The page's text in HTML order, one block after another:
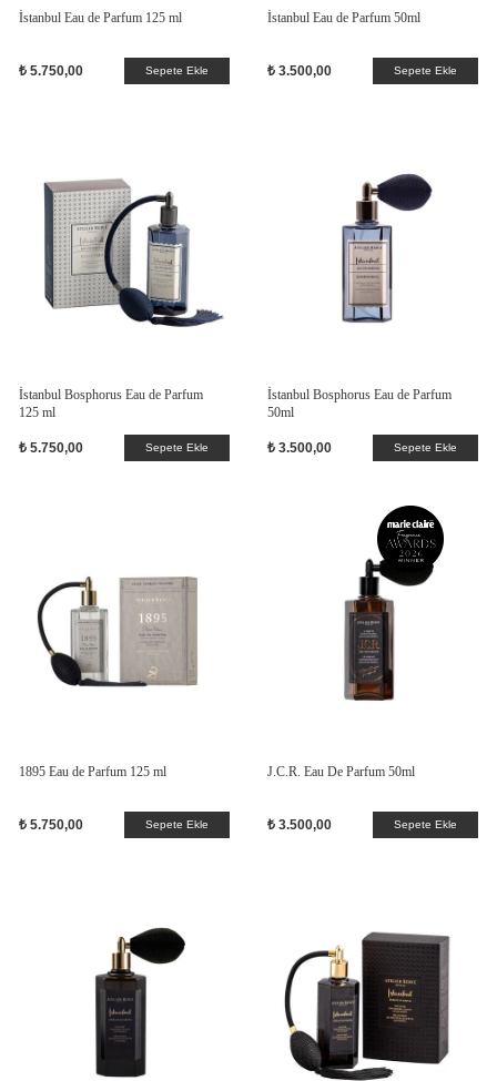
İstanbul Eau de Parfum 125 ml
₺ 5.750,00 Sepete Ekle
İstanbul Eau de Parfum 50ml
₺ 3.500,00 Sepete Ekle
İstanbul Bosphorus Eau de Parfum
125 ml
₺ 5.750,00 Sepete Ekle
İstanbul Bosphorus Eau de Parfum
50ml
₺ 3.500,00 Sepete Ekle
1895 Eau de Parfum 125 ml
₺ 5.750,00 Sepete Ekle
J.C.R. Eau De Parfum 50ml
₺ 3.500,00 Sepete Ekle